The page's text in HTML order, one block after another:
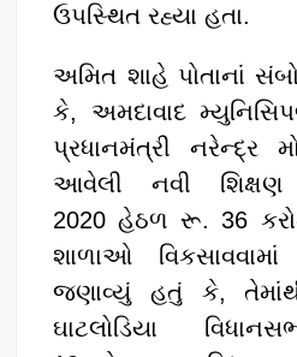
ઉપસ્થિત રહ્યા હતા.
અમિત શાહે પોતાનાં
કે, અમદાવાદ
પ્રધાનમંત્રી નરેન્દ્ર
આવેલી નવી શિક્ષણ
2020 હેઠળ રૂ. 36
શાળાઓ
જણાવ્યું હતું કે,
ઘાટલોડિયા